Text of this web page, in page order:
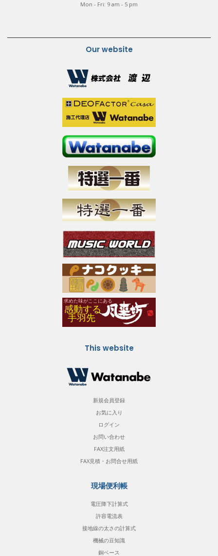
Mon - Fri: 9 am - 5 pm
Our website
This website
新規会員登録
お気に入り
ログイン
お問い合わせ
FAX注文用紙
FAX見積・お問合せ用紙
現場便利帳
電圧降下計算式
許容電流表
接地線の太さの計算式
機械の豆知識
銅ベース